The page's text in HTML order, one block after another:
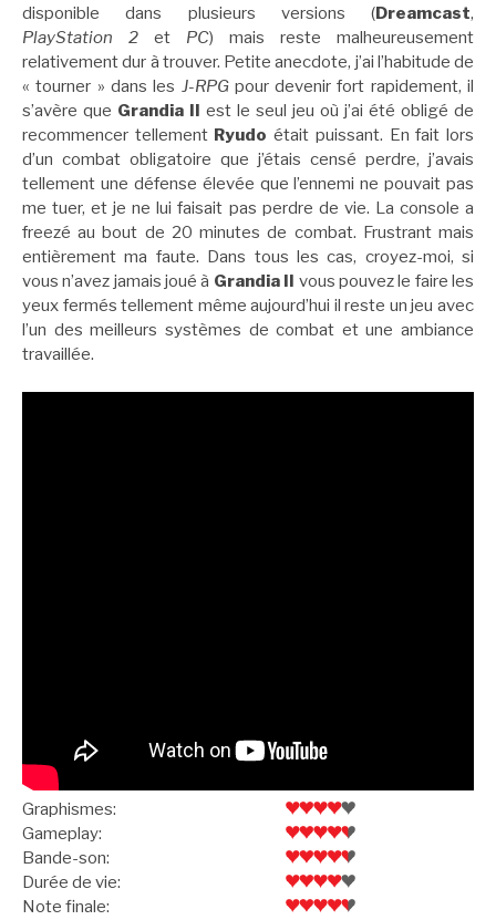
disponible dans plusieurs versions (Dreamcast,
PlayStation 2 et PC) mais reste malheureusement
relativement dur à trouver. Petite anecdote, j’ai l’habitude de
« tourner » dans les J-RPG pour devenir fort rapidement, il
s’avère que Grandia II est le seul jeu où j’ai été obligé de
recommencer tellement Ryudo était puissant. En fait lors
d’un combat obligatoire que j’étais censé perdre, j’avais
tellement une défense élevée que l’ennemi ne pouvait pas
me tuer, et je ne lui faisait pas perdre de vie. La console a
freezé au bout de 20 minutes de combat. Frustrant mais
entièrement ma faute. Dans tous les cas, croyez-moi, si
vous n’avez jamais joué à Grandia II vous pouvez le faire les
yeux fermés tellement même aujourd’hui il reste un jeu avec
l’un des meilleurs systèmes de combat et une ambiance
travaillée.
Graphismes:
Gameplay:
Bande-son:
Durée de vie:
Note finale: